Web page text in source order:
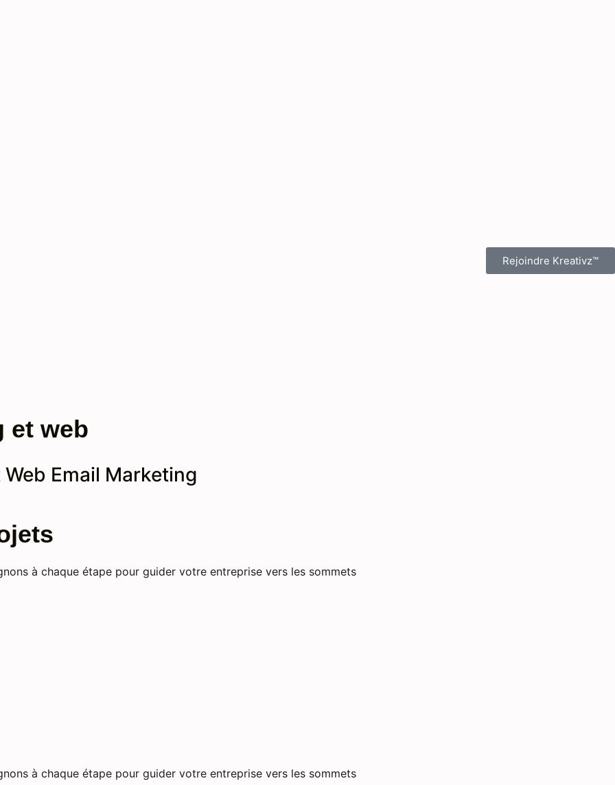
Rejoindre Kreativz™
et web
Email Marketing
à chaque étape pour guider votre entreprise vers les sommets
à chaque étape pour guider votre entreprise vers les sommets